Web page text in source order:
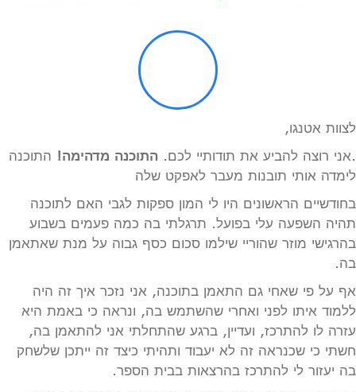
לצוות אטנגו,
.אני רוצה להביע את תודותיי לכם. התוכנה מדהימה! התוכנה
לימדה אותי תובנות מעבר לאפקט שלה
בחודשיים הראשונים היו לי המון ספקות לגבי האם לתוכנה
תהיה השפעה עלי בפועל. תרגלתי בה כמה פעמים בשבוע
בהרגישי מוזר שהוריי שילמו סכום כסף גבוה על מנת שאתאמן
בה.
אף על פי שאחי גם התאמן בתוכנה, אני נזכר איך זה היה
ללמוד איתו לפני ואחרי שהשתמש בה, ונראה כי באמת היא
עזרה לו להתרכז, ועדיין, ברגע שהתחלתי אני להתאמן בה,
חשתי כי שכנראה זה לא יעבוד ותהיתי כיצד זה ייתכן שלשחק
בה יעזור לי להתרכז בהרצאות בבית הספר.